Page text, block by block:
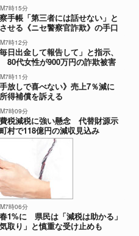
時15分
手帳「第三者には話せない」と
せる《ニセ警察官詐欺》の手口
時12分
日出金して報告して」と指示、
80代女性が900万円の詐欺被害
時11分
放しで喜べない》売上7％減に
得補償を訴える
時09分
税減税に強い懸念 代替財源示
村で118億円の減収見込み
時06分
1%に 県民は「減税は助かる」
取り」と慎重な受け止めも